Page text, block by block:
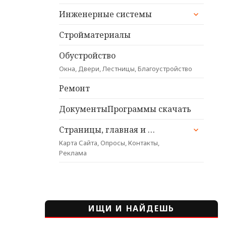
Инженерные системы
раскрыть
Стройматериалы
Обустройство
Окна, Двери, Лестницы, Благоустройство
Ремонт
ДокументыПрограммы скачать
Страницы, главная и …
Карта Сайта, Опросы, Контакты,
Реклама
раскрыть
ИЩИ И НАЙДЕШЬ